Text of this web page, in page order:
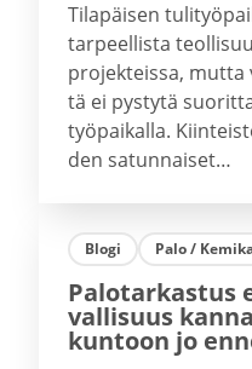
Ti­la­päi­sen
tar­peel­lis­ta
pro­jek­teis­sa,
tä ei pys­ty­tä
työ­pai­kal­la.
den sa­tun­nai­set…
Blogi Palo /
Palotar­kastus
val­lisuus
kuntoon jo